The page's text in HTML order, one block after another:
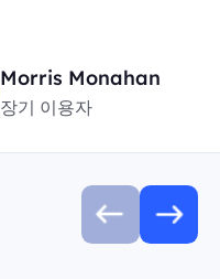
Morris Monahan
장기 이용자